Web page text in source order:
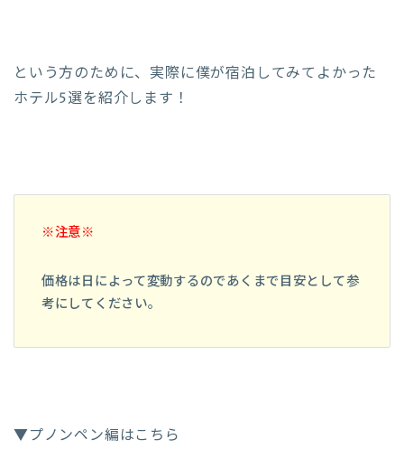
という方のために、実際に僕が宿泊してみてよかった
ホテル5選を紹介します！
※注意※
価格は日によって変動するのであくまで目安として参
考にしてください。
▼プノンペン編はこちら